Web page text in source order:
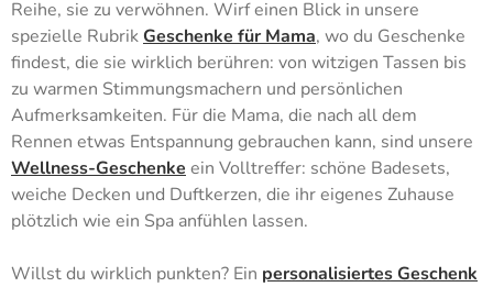
Reihe, sie zu verwöhnen. Wirf einen Blick in unsere
spezielle RubrikGeschenke für Mama, wo du Geschenke
findest, die sie wirklich berühren: von witzigen Tassen bis
zu warmen Stimmungsmachern und persönlichen
Aufmerksamkeiten. Für die Mama, die nach all dem
Rennen etwas Entspannung gebrauchen kann, sind unsere
Wellness-Geschenke ein Volltreffer: schöne Badesets,
weiche Decken und Duftkerzen, die ihr eigenes Zuhause
plötzlich wie ein Spa anfühlen lassen.
Willst du wirklich punkten? Ein personalisiertes Geschenk